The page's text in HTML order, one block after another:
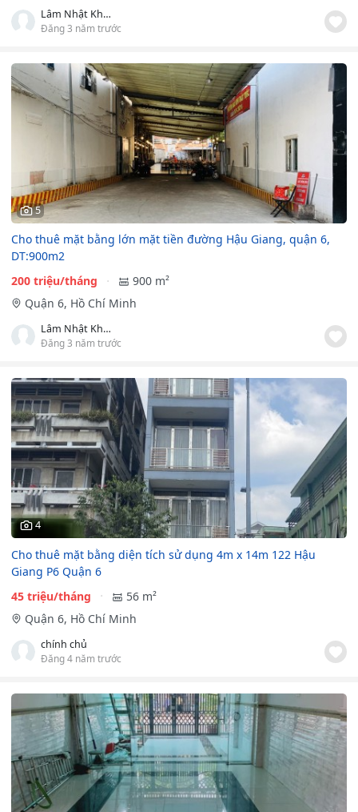
Lâm Nhật Khoi Khoi
Đăng 3 năm trước
5
Cho thuê mặt bằng lớn mặt tiền đường Hậu Giang, quận 6,
DT:900m2
200 triệu/tháng
900 m²
Quận 6, Hồ Chí Minh
Lâm Nhật Khoi Khoi
Đăng 3 năm trước
4
Cho thuê mặt bằng diện tích sử dụng 4m x 14m 122 Hậu
Giang P6 Quận 6
45 triệu/tháng
56 m²
Quận 6, Hồ Chí Minh
chính chủ
Đăng 4 năm trước